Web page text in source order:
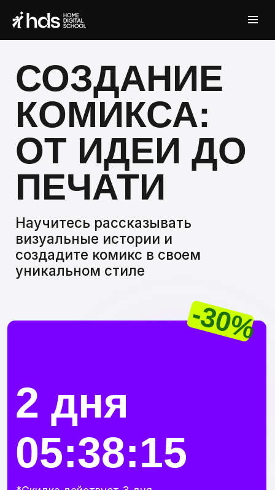
2 дня
*Скидка действует 3 дня
-30%
Научитесь рассказывать
визуальные истории и
уникальном стиле
СОЗДАНИЕ
КОМИКСА:
ОТ ИДЕИ ДО
ПЕЧАТИ